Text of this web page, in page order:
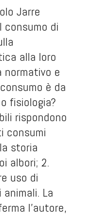
Jarre
consumo di
alla loro
e
è da
fisiologia?
rispondono
consumi
storia
albori; 2.
uso di
La
l’autore,